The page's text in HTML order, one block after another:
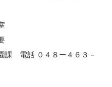
課 電話 ０４８ー４６３－